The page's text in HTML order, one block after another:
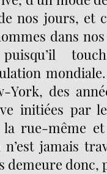
nos jours, et
dans
York, des
initiées par
rue-même
n’est jamais
demeure donc,